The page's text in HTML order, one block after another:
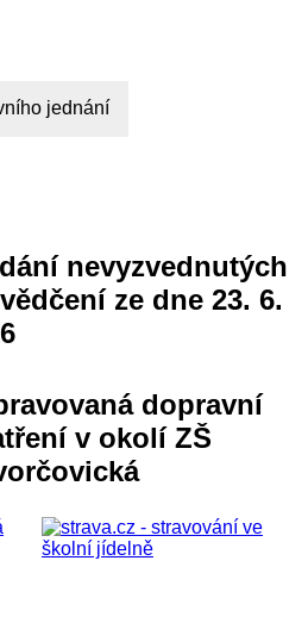
jednání
nevyzvednutých
ze dne 23. 6.
dopravní
v okolí ZŠ